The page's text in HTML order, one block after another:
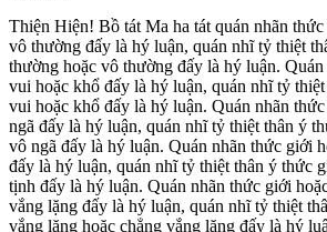
Thiện Hiện! Bồ tát Ma ha tát quán nhãn
vô thường đấy là hý luận, quán nhĩ tỷ thiệt
thường hoặc vô thường đấy là hý luận.
vui hoặc khổ đấy là hý luận, quán nhĩ tỷ
vui hoặc khổ đấy là hý luận. Quán nhãn
ngã đấy là hý luận, quán nhĩ tỷ thiệt thân ý
vô ngã đấy là hý luận. Quán nhãn thức giới
đấy là hý luận, quán nhĩ tỷ thiệt thân ý thức
tịnh đấy là hý luận. Quán nhãn thức giới
vắng lặng đấy là hý luận, quán nhĩ tỷ thiệt
vắng lặng hoặc chẳng vắng lặng đấy là hý